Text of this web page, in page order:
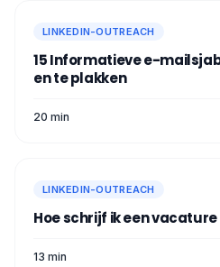
LINKEDIN-OUTREACH
15 Informatieve e-
en te plakken
20 min
LINKEDIN-OUTREACH
Hoe schrijf ik een
13 min